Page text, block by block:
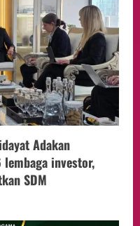
Adakan
lembaga investor,
SDM